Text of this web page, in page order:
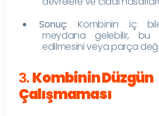
Sonuç: Kombinin iç
meydana gelebilir, bu
edilmesini veya parça
3.Kombinin Düzgün
Çalışmaması